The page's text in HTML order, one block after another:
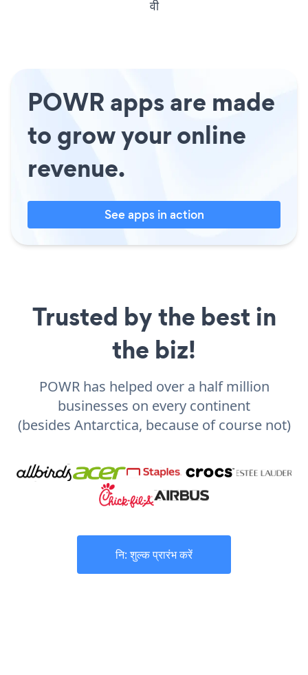
वी
POWR apps are made
to grow your online
revenue.
See apps in action
Trusted by the best in
the biz!
POWR has helped over a half million
businesses on every continent
(besides Antarctica, because of course not)
नि: शुल्क प्रारंभ करें